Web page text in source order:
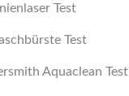
Test
Test
Aquaclean Test